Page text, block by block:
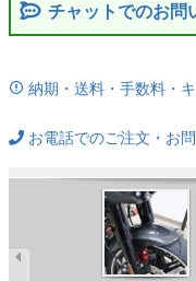
チャットでのお問
納期・送料・手数料・
お電話でのご注文・お